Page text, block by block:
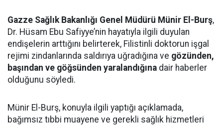
Gazze Sağlık Bakanlığı Genel Müdürü Münir El-Burş,
Dr. Hüsam Ebu Safiyye’nin hayatıyla ilgili duyulan
endişelerin arttığını belirterek, Filistinli doktorun işgal
rejimi zindanlarında saldırıya uğradığına ve gözünden,
başından ve göğsünden yaralandığına dair haberler
olduğunu söyledi.
Münir El-Burş, konuyla ilgili yaptığı açıklamada,
bağımsız tıbbi muayene ve gerekli sağlık hizmetleri